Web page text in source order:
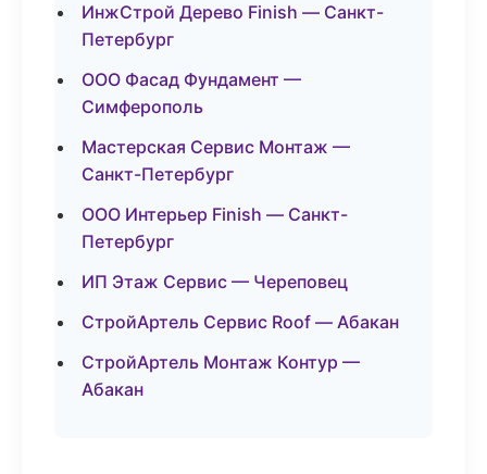
ИнжСтрой Дерево Finish — Санкт-
Петербург
ООО Фасад Фундамент —
Симферополь
Мастерская Сервис Монтаж —
Санкт-Петербург
ООО Интерьер Finish — Санкт-
Петербург
ИП Этаж Сервис — Череповец
СтройАртель Сервис Roof — Абакан
СтройАртель Монтаж Контур —
Абакан